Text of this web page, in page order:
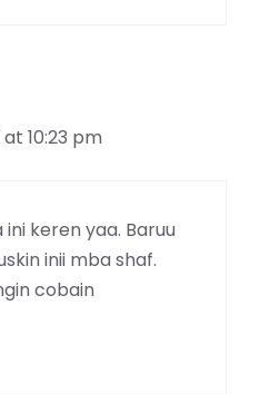
10:23 pm
keren yaa. Baruu
inii mba shaf.
cobain